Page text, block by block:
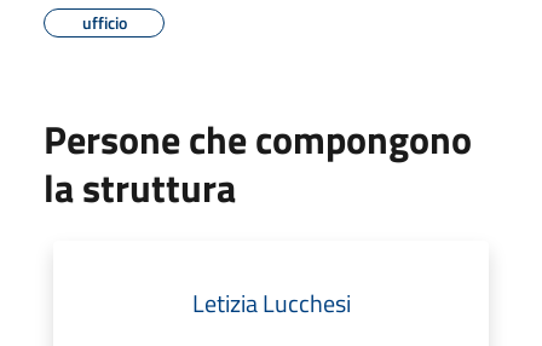
ufficio
Persone che compongono
la struttura
Letizia Lucchesi